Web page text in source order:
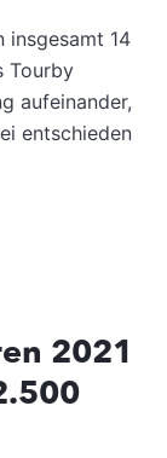
insgesamt 14
Tourby
aufeinander,
entschieden
2021